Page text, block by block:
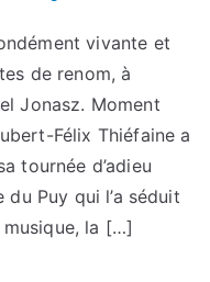
vivante et
de renom, à
Jonasz. Moment
Félix Thiéfaine a
tournée d’adieu
Puy qui l’a séduit
musique, la […]